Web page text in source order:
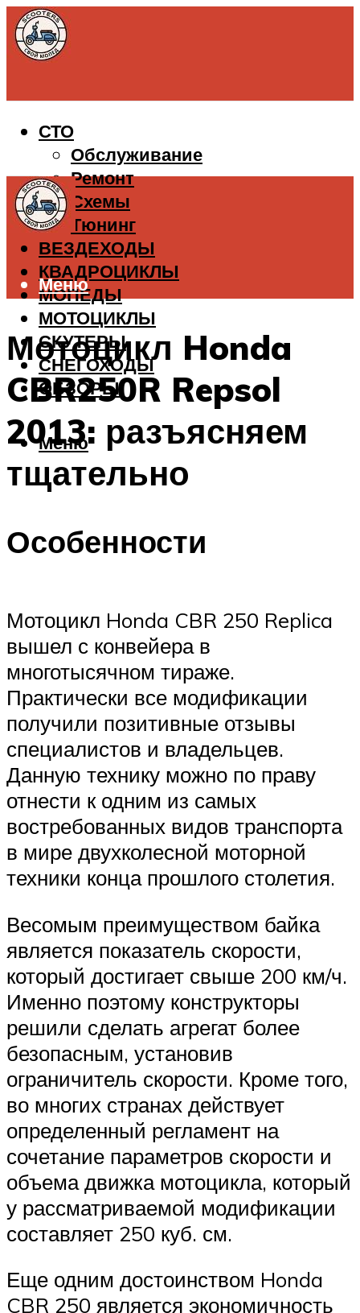
СТО
Обслуживание
Ремонт
Схемы
Тюнинг
ВЕЗДЕХОДЫ
КВАДРОЦИКЛЫ
МОПЕДЫ
МОТОЦИКЛЫ
СКУТЕРЫ
СНЕГОХОДЫ
ОБЗОРЫ
Меню
Меню
Мотоцикл Honda
CBR250R Repsol
2013: разъясняем
тщательно
Особенности
Мотоцикл Honda CBR 250 Replica
вышел с конвейера в
многотысячном тираже.
Практически все модификации
получили позитивные отзывы
специалистов и владельцев.
Данную технику можно по праву
отнести к одним из самых
востребованных видов транспорта
в мире двухколесной моторной
техники конца прошлого столетия.
Весомым преимуществом байка
является показатель скорости,
который достигает свыше 200 км/ч.
Именно поэтому конструкторы
решили сделать агрегат более
безопасным, установив
ограничитель скорости. Кроме того,
во многих странах действует
определенный регламент на
сочетание параметров скорости и
объема движка мотоцикла, который
у рассматриваемой модификации
составляет 250 куб. см.
Еще одним достоинством Honda
CBR 250 является экономичность